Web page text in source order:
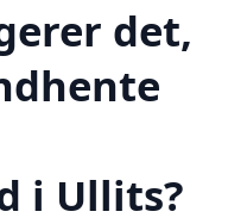
det,
i Ullits?